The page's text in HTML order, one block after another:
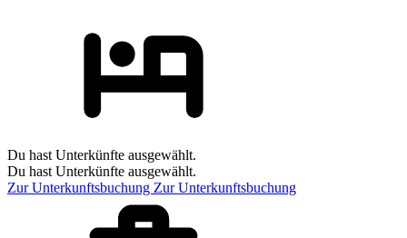
Du hast Unterkünfte ausgewählt.
Du hast Unterkünfte ausgewählt.
Zur Unterkunftsbuchung Zur Unterkunftsbuchung